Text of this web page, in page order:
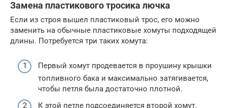
Замена пластикового тросика лючка
Если из строя вышел пластиковый трос, его можно
заменить на обычные пластиковые хомуты подходящей
длины. Потребуется три таких хомута:
Первый хомут продевается в проушину крышки
топливного бака и максимально затягивается,
чтобы петля была достаточно плотной.
К этой петле подсоединяется второй хомут.